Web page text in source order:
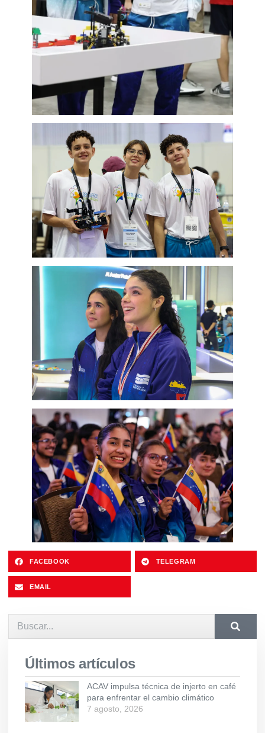
FACEBOOK TELEGRAM
EMAIL
Últimos artículos
ACAV impulsa técnica de injerto en café
para enfrentar el cambio climático
7 agosto, 2026